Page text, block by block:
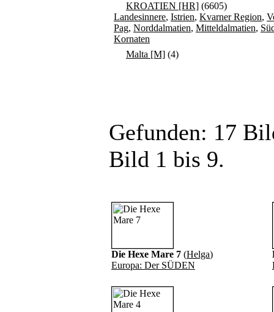
KROATIEN [HR] (6605)
Landesinnere, Istrien, Kvarner Region,
Pag, Norddalmatien, Mitteldalmatien,
Kornaten
Malta [M] (4)
Gefunden: 17
Bild 1 bis 9.
Die Hexe Mare 7 (Helga)
Europa: Der SÜDEN